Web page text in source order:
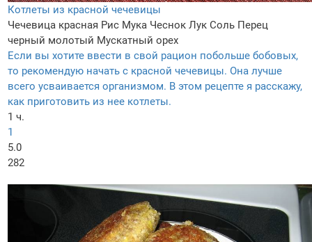
Котлеты из красной чечевицы
Чечевица красная Рис Мука Чеснок Лук Соль Перец
черный молотый Мускатный орех
Если вы хотите ввести в свой рацион побольше бобовых,
то рекомендую начать с красной чечевицы. Она лучше
всего усваивается организмом. В этом рецепте я расскажу,
как приготовить из нее котлеты.
1 ч.
1
5.0
282